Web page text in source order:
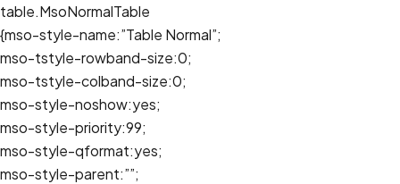
table.MsoNormalTable
{mso-style-name:”Table Normal”;
mso-tstyle-rowband-size:0;
mso-tstyle-colband-size:0;
mso-style-noshow:yes;
mso-style-priority:99;
mso-style-qformat:yes;
mso-style-parent:””;